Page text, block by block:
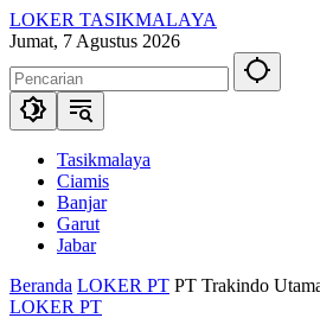
Langsung
ke
LOKER TASIKMALAYA
Info
Kerja
Tasikmalaya
dan
Jumat, 7 Agustus 2026
Tasikmalaya
Ciamis
Banjar
Garut
Jabar
Beranda LOKER PT PT Trakindo
LOKER PT